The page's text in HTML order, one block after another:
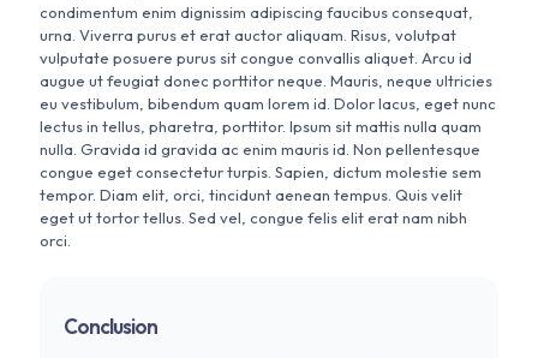
condimentum enim dignissim adipiscing faucibus consequat,
urna. Viverra purus et erat auctor aliquam. Risus, volutpat
vulputate posuere purus sit congue convallis aliquet. Arcu id
augue ut feugiat donec porttitor neque. Mauris, neque ultricies
eu vestibulum, bibendum quam lorem id. Dolor lacus, eget nunc
lectus in tellus, pharetra, porttitor. Ipsum sit mattis nulla quam
nulla. Gravida id gravida ac enim mauris id. Non pellentesque
congue eget consectetur turpis. Sapien, dictum molestie sem
tempor. Diam elit, orci, tincidunt aenean tempus. Quis velit
eget ut tortor tellus. Sed vel, congue felis elit erat nam nibh
orci.
Conclusion